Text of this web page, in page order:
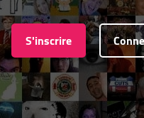
S'inscrire